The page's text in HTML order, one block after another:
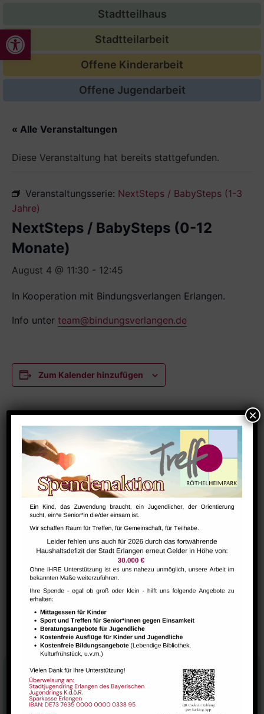
Werkzeugleiste öffnen
Stadtteilhaus
Stadtteilarbeit
Offene Kinderarbeit
Offene Jugendarbeit
« Alle Veranstaltungen
Diese Veranstaltung hat bereits stattgefunden.
Veranstaltungsserie: NextSteps / BabySteps (1-3
Jahre)
NextSteps / BabySteps (0-12
Monate)
August 4 @ 11:30 - 12:45
In Kooperation mit Bindungsverlangen Erlangen.
Info unter team@bindungsverlangen.de
Zum Kalender hinzufügen
DETAILS
Datum:
August 4
11:30 - 12:45
Serien:
NextSteps / BabySteps (1-3 Jahre)
VERANSTALTUNGSORT
Raum 112
NextSteps / BabySteps (1-
3 Jahre)
Suppenschmaus
Stadtteilhaus
09131-9232777